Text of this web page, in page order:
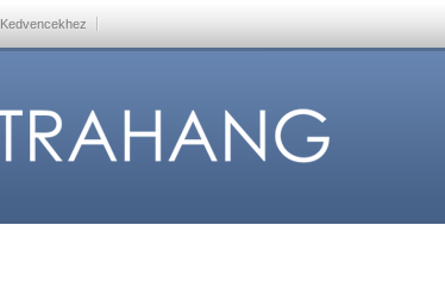
Kedvencekhez